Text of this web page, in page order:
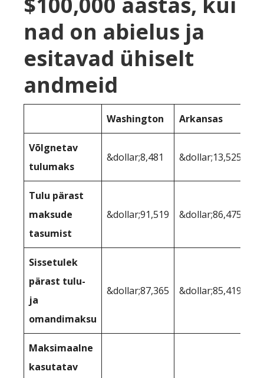
nad on abielus ja
esitavad ühiselt
andmeid
Washington Arkansas
Võlgnetav
tulumaks
&dollar;8,481 &dollar;13,525
Tulu pärast
maksude
tasumist
&dollar;91,519 &dollar;86,475
Sissetulek
pärast tulu-
ja
omandimaksu
&dollar;87,365 &dollar;85,419
Maksimaalne
kasutatav